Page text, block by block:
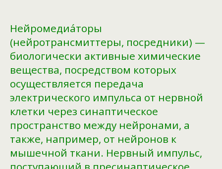
Нейромедиа́торы
(нейротрансмиттеры, посредники) —
биологически активные химические
вещества, посредством которых
осуществляется передача
электрического импульса от нервной
клетки через синаптическое
пространство между нейронами, а
также, например, от нейронов к
мышечной ткани. Нервный импульс,